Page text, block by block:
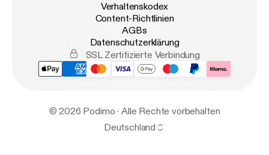
Verhaltenskodex
Content-Richtlinien
AGBs
Datenschutzerklärung
SSL Zertifizierte Verbindung
© 2026 Podimo · Alle Rechte vorbehalten
Deutschland